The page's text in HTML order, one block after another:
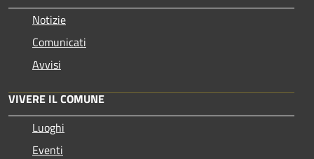
Notizie
Comunicati
Avvisi
VIVERE IL COMUNE
Luoghi
Eventi